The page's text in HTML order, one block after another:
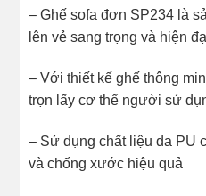
– Ghế sofa đơn SP234 là
lên vẻ sang trọng và hiện
– Với thiết kế ghế thông
trọn lấy cơ thể người sử
– Sử dụng chất liệu da PU
và chống xước hiệu quả